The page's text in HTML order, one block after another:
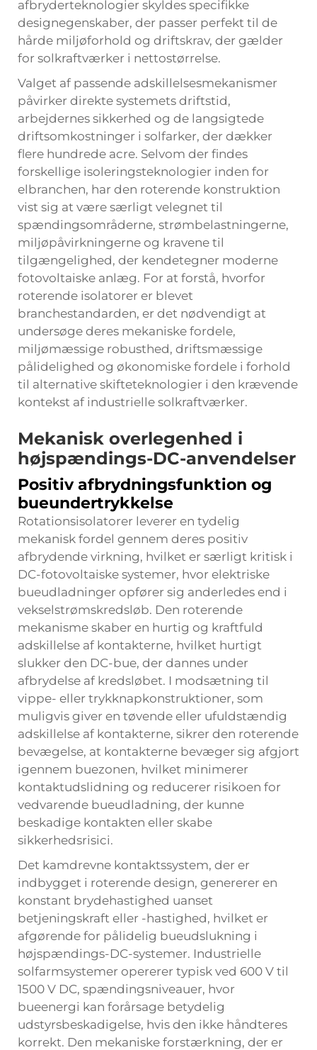
afbryderteknologier skyldes specifikke
designegenskaber, der passer perfekt til de
hårde miljøforhold og driftskrav, der gælder
for solkraftværker i nettostørrelse.
Valget af passende adskillelsesmekanismer
påvirker direkte systemets driftstid,
arbejdernes sikkerhed og de langsigtede
driftsomkostninger i solfarker, der dækker
flere hundrede acre. Selvom der findes
forskellige isoleringsteknologier inden for
elbranchen, har den roterende konstruktion
vist sig at være særligt velegnet til
spændingsområderne, strømbelastningerne,
miljøpåvirkningerne og kravene til
tilgængelighed, der kendetegner moderne
fotovoltaiske anlæg. For at forstå, hvorfor
roterende isolatorer er blevet
branchestandarden, er det nødvendigt at
undersøge deres mekaniske fordele,
miljømæssige robusthed, driftsmæssige
pålidelighed og økonomiske fordele i forhold
til alternative skifteteknologier i den krævende
kontekst af industrielle solkraftværker.
Mekanisk overlegenhed i
højspændings-DC-anvendelser
Positiv afbrydningsfunktion og
bueundertrykkelse
Rotationsisolatorer leverer en tydelig
mekanisk fordel gennem deres positiv
afbrydende virkning, hvilket er særligt kritisk i
DC-fotovoltaiske systemer, hvor elektriske
bueudladninger opfører sig anderledes end i
vekselstrømskredsløb. Den roterende
mekanisme skaber en hurtig og kraftfuld
adskillelse af kontakterne, hvilket hurtigt
slukker den DC-bue, der dannes under
afbrydelse af kredsløbet. I modsætning til
vippe- eller trykknapkonstruktioner, som
muligvis giver en tøvende eller ufuldstændig
adskillelse af kontakterne, sikrer den roterende
bevægelse, at kontakterne bevæger sig afgjort
igennem buezonen, hvilket minimerer
kontaktudslidning og reducerer risikoen for
vedvarende bueudladning, der kunne
beskadige kontakten eller skabe
sikkerhedsrisici.
Det kamdrevne kontaktssystem, der er
indbygget i roterende design, genererer en
konstant brydehastighed uanset
betjeningskraft eller -hastighed, hvilket er
afgørende for pålidelig bueudslukning i
højspændings-DC-systemer. Industrielle
solfarmsystemer opererer typisk ved 600 V til
1500 V DC, spændingsniveauer, hvor
bueenergi kan forårsage betydelig
udstyrsbeskadigelse, hvis den ikke håndteres
korrekt. Den mekaniske forstærkning, der er